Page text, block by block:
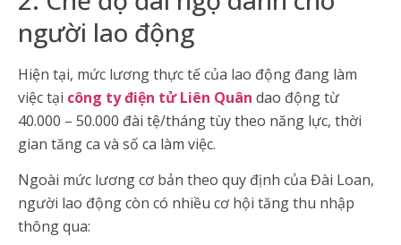
người lao động
Hiện tại, mức lương thực tế của lao động đang làm
việc tại công ty điện tử Liên Quân dao động từ
40.000 – 50.000 đài tệ/tháng tùy theo năng lực, thời
gian tăng ca và số ca làm việc.
Ngoài mức lương cơ bản theo quy định của Đài Loan,
người lao động còn có nhiều cơ hội tăng thu nhập
thông qua: